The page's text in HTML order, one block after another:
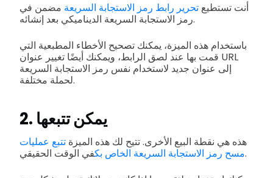
أنت تستطيع تحرير رابط رمز الاستجابة السريعة مضمن في
رمز الاستجابة السريعة الديناميكي بعد إنشائه.
باستخدام هذه الميزة، يمكنك تصحيح الأخطاء المطبعية التي
قمت بها عند لصق الرابط، ويمكنك أيضًا تغيير عنوان URL
إلى عنوان جديد لاستخدام نفس رمز الاستجابة السريعة
لحملة مختلفة.
2. يمكن تتبعها
هذه هي نقطة البيع الأخرى. تتيح لك هذه الميزة تتبع عمليات
مسح رمز الاستجابة السريعة الخاص بكفي الوقت الحقيقي.